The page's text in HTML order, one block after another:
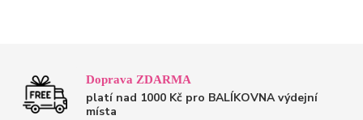
Doprava ZDARMA
platí nad 1000 Kč pro BALÍKOVNA výdejní
místa